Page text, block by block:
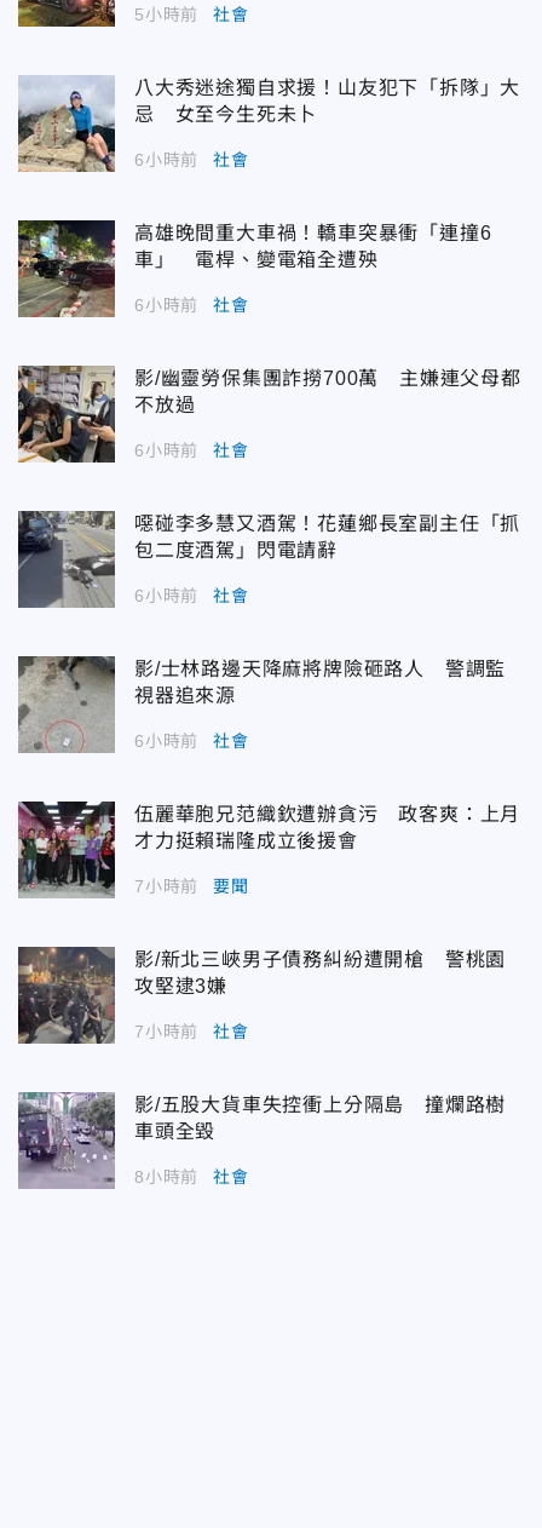
5小時前 社會
八大秀迷途獨自求援！山友犯下「拆隊」大
忌 女至今生死未卜
6小時前 社會
高雄晚間重大車禍！轎車突暴衝「連撞6
車」 電桿、變電箱全遭殃
6小時前 社會
影/幽靈勞保集團詐撈700萬 主嫌連父母都
不放過
6小時前 社會
噁碰李多慧又酒駕！花蓮鄉長室副主任「抓
包二度酒駕」閃電請辭
6小時前 社會
影/士林路邊天降麻將牌險砸路人 警調監
視器追來源
6小時前 社會
伍麗華胞兄范織欽遭辦貪污 政客爽：上月
才力挺賴瑞隆成立後援會
7小時前 要聞
影/新北三峽男子債務糾紛遭開槍 警桃園
攻堅逮3嫌
7小時前 社會
影/五股大貨車失控衝上分隔島 撞爛路樹
車頭全毀
8小時前 社會